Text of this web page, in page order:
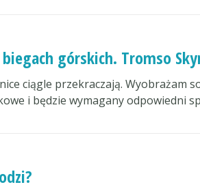
górskich. Tromso
ciągle przekraczają. Wyobrażam
i będzie wymagany odpowiedni